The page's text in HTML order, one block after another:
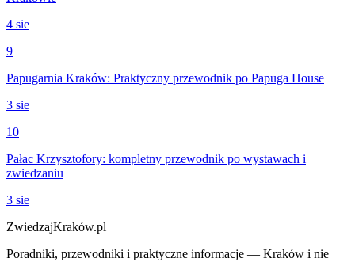
4 sie
9
Papugarnia Kraków: Praktyczny przewodnik po Papuga House
3 sie
10
Pałac Krzysztofory: kompletny przewodnik po wystawach i
zwiedzaniu
3 sie
ZwiedzajKraków.pl
Poradniki, przewodniki i praktyczne informacje — Kraków i nie